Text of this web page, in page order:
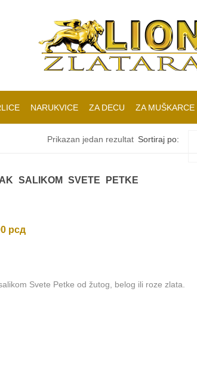
NARUKVICE ZA DECU ZA MUŠKARCE
Prikazan jedan rezultat Sortiraj po:
SALIKOM SVETE PETKE
рсд
Svete Petke od žutog, belog ili roze zlata.